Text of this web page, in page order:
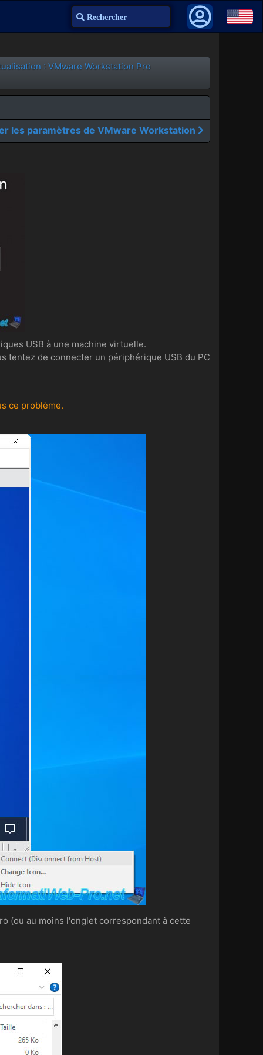
Recherche
: VMware Workstation Pro
les paramètres de VMware Workstation
USB à une machine virtuelle.
tentez de connecter un périphérique USB du PC
ce problème.
(ou au moins l'onglet correspondant à cette